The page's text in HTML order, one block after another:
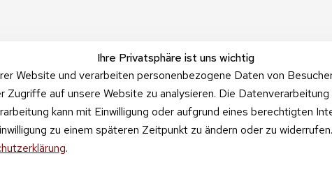
Ihre Privatsphäre ist uns wichtig
Website und verarbeiten personenbezogene Daten von
Zugriffe auf unsere Website zu analysieren. Die
kann mit Einwilligung oder aufgrund eines berechtigten
zu einem späteren Zeitpunkt zu ändern oder zu
.